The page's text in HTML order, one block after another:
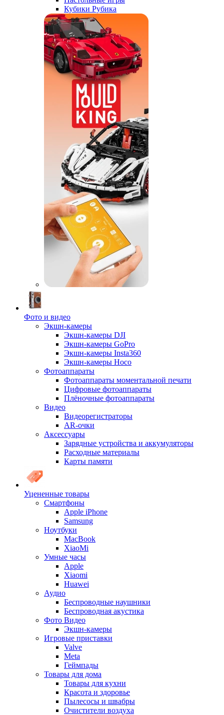
Кубики Рубика
Фото и видео
Экшн-камеры
Экшн-камеры DJI
Экшн-камеры GoPro
Экшн-камеры Insta360
Экшн-камеры Hoco
Фотоаппараты
Фотоаппараты моментальной печати
Цифровые фотоаппараты
Плёночные фотоаппараты
Видео
Видеорегистраторы
AR-очки
Аксессуары
Зарядные устройства и аккумуляторы
Расходные материалы
Карты памяти
Уцененные товары
Cмартфоны
Apple iPhone
Samsung
Ноутбуки
MacBook
XiaoMi
Умные часы
Apple
Xiaomi
Huawei
Аудио
Беспроводные наушники
Беспроводная акустика
Фото Видео
Экшн-камеры
Игровые приставки
Valve
Meta
Геймпады
Товары для дома
Товары для кухни
Красота и здоровье
Пылесосы и швабры
Очистители воздуха